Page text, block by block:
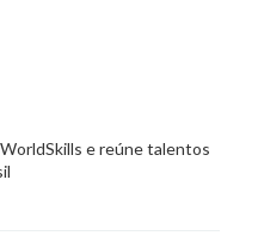
e reúne talentos